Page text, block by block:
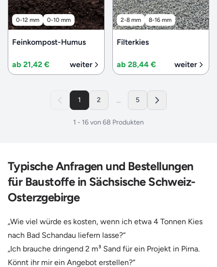
0-12 mm 0-10 mm
Feinkompost-Humus
ab 21,42 € weiter
2-8 mm 8-16 mm
Filterkies
ab 28,44 € weiter
1 2 ... 5
1 - 16von 68 Produkten
Typische Anfragen und Bestellungen
für Baustoffe in Sächsische Schweiz-
Osterzgebirge
„Wie viel würde es kosten, wenn ich etwa 4 Tonnen Kies
nach Bad Schandau liefern lasse?“
„Ich brauche dringend 2 m³ Sand für ein Projekt in Pirna.
Könnt ihr mir ein Angebot erstellen?“